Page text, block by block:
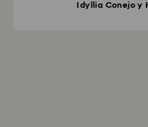
Idyllia Conejo y